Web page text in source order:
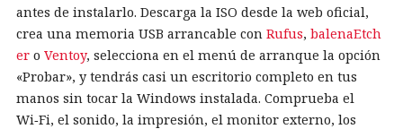
antes de instalarlo. Descarga la ISO desde la web oficial,
crea una memoria USB arrancable con Rufus, balenaEtch
er o Ventoy, selecciona en el menú de arranque la opción
«Probar», y tendrás casi un escritorio completo en tus
manos sin tocar la Windows instalada. Comprueba el
Wi‑Fi, el sonido, la impresión, el monitor externo, los